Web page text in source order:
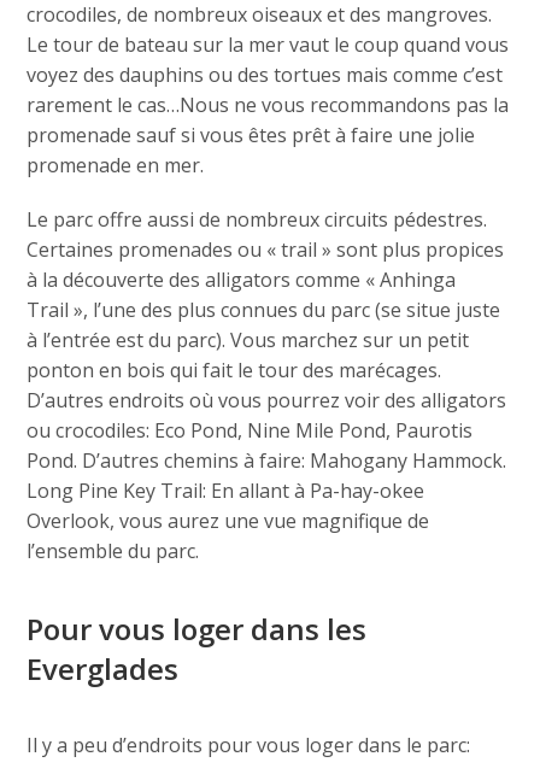
crocodiles, de nombreux oiseaux et des mangroves.
Le tour de bateau sur la mer vaut le coup quand vous
voyez des dauphins ou des tortues mais comme c’est
rarement le cas…Nous ne vous recommandons pas la
promenade sauf si vous êtes prêt à faire une jolie
promenade en mer.
Le parc offre aussi de nombreux circuits pédestres.
Certaines promenades ou « trail » sont plus propices
à la découverte des alligators comme « Anhinga
Trail », l’une des plus connues du parc (se situe juste
à l’entrée est du parc). Vous marchez sur un petit
ponton en bois qui fait le tour des marécages.
D’autres endroits où vous pourrez voir des alligators
ou crocodiles: Eco Pond, Nine Mile Pond, Paurotis
Pond. D’autres chemins à faire: Mahogany Hammock.
Long Pine Key Trail: En allant à Pa-hay-okee
Overlook, vous aurez une vue magnifique de
l’ensemble du parc.
Pour vous loger dans les
Everglades
Il y a peu d’endroits pour vous loger dans le parc: